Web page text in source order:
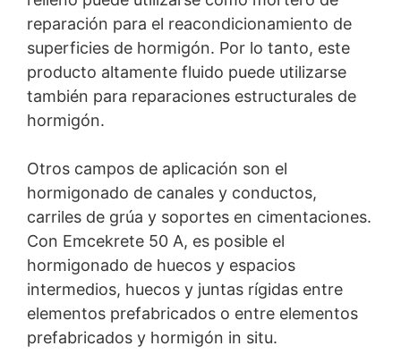
reparación para el reacondicionamiento de
superficies de hormigón. Por lo tanto, este
producto altamente fluido puede utilizarse
también para reparaciones estructurales de
hormigón.
Otros campos de aplicación son el
hormigonado de canales y conductos,
carriles de grúa y soportes en cimentaciones.
Con Emcekrete 50 A, es posible el
hormigonado de huecos y espacios
intermedios, huecos y juntas rígidas entre
elementos prefabricados o entre elementos
prefabricados y hormigón in situ.